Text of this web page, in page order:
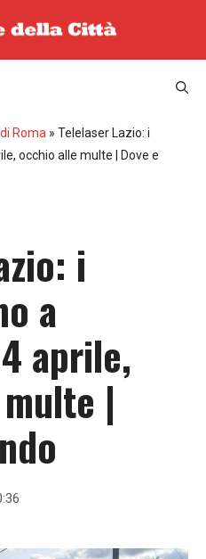
Roma » Telelaser Lazio: i
occhio alle multe | Dove e
i
a
aprile,
|